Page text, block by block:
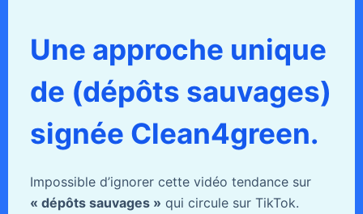
Une approche unique
de (dépôts sauvages)
signée Clean4green.
Impossible d’ignorer cette vidéo tendance sur
« dépôts sauvages » qui circule sur TikTok.